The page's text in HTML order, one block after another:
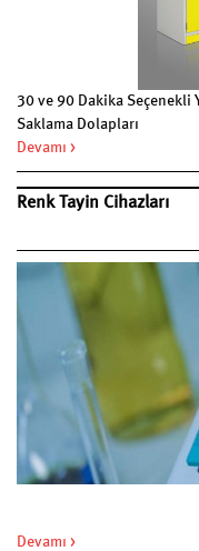
30 ve 90 Dakika Seçenekli
Saklama Dolapları
Devamı >
Renk Tayin Cihazları
Devamı >